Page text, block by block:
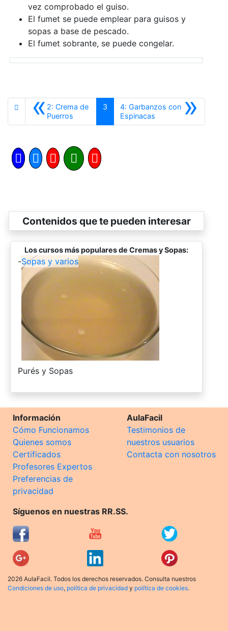
vez comprobado el guiso.
El fumet se puede emplear para guisos y
sopas a base de pescado.
El fumet sobrante, se puede congelar.
«2: Crema de
Puerros
3 »
4: Garbanzos con
EspinacasSiguiente
Contenidos que te pueden interesar
Los cursos más populares de Cremas y Sopas:
-Sopas y varios
-
Purés y Sopas
Información
Cómo Funcionamos
Quienes somos
Certificados
Profesores Expertos
Preferencias de
privacidad
AulaFacil
Testimonios de
nuestros usuarios
Contacta con nosotros
Síguenos en nuestras RR.SS.
2026 AulaFacil. Todos los derechos reservados. Consulta nuestros
Condiciones de uso, política de privacidad y política de cookies.